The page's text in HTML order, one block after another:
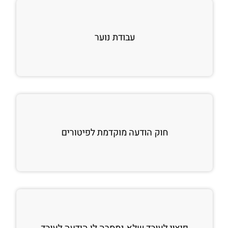
עבודת נוער
חוק הודעה מוקדמת לפיטורים